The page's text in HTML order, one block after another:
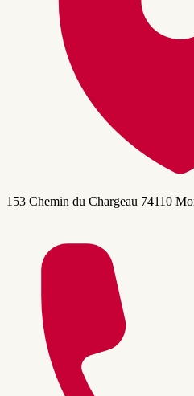
153 Chemin du Chargeau 74110